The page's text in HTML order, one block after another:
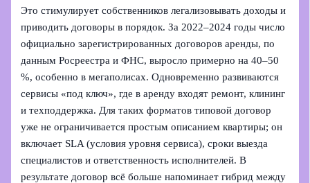
Это стимулирует собственников легализовывать доходы и
приводить договоры в порядок. За 2022–2024 годы число
официально зарегистрированных договоров аренды, по
данным Росреестра и ФНС, выросло примерно на 40–50
%, особенно в мегаполисах. Одновременно развиваются
сервисы «под ключ», где в аренду входят ремонт, клининг
и техподдержка. Для таких форматов типовой договор
уже не ограничивается простым описанием квартиры; он
включает SLA (условия уровня сервиса), сроки выезда
специалистов и ответственность исполнителей. В
результате договор всё больше напоминает гибрид между